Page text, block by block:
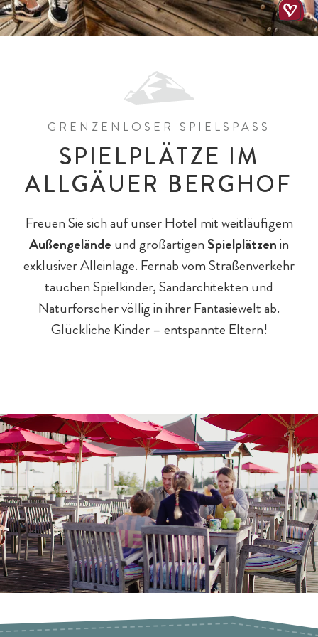
GRENZENLOSER SPIELSPASS
SPIELPLÄTZE IM
ALLGÄUER BERGHOF
Freuen Sie sich auf unser Hotel mit weitläufigem
Außengelände und großartigen Spielplätzenin
exklusiver Alleinlage. Fernab vom Straßenverkehr
tauchen Spielkinder, Sandarchitekten und
Naturforscher völlig in ihrer Fantasiewelt ab.
Glückliche Kinder – entspannte Eltern!
Zimmer & Suiten
All-Inklusiv Premium
Bar & Fine Dining
Wohnungen & Häuser
All-Inklusiv Chalet-Genuss
Chalet-Pauschalen
Wandern mit Kindern
Spielplätze
Reiten
Pools & Wasserrutschen
Spielewelten
Baby- & Kinderbetreuung
Kleinkinder
Schulkinder
Teens